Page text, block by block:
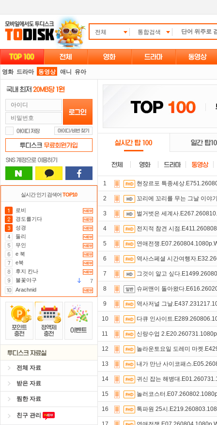
전체 통합검색
영화 드라마 동영상 애니 유아
실시간 인기 검색어TOP10
로비
경도를기다
성경
둘리
무인
e 북
e북
후지 칸나
불꽃야구
7
Arachnid
전체 자료
받은 자료
찜한 자료
친구 관리
1 현장르포 특종세상
2 꼬리에 꼬리를 무는 그날 이야
3 벌거벗은 세계사
4 전지적 참견 시점
5 연애전쟁
6 역사스페셜 시간여행자
7 그것이 알고 싶다
8 슈퍼맨이 돌아왔다
9 역사저널 그날
10 다큐 인사이트
11 신랑수업
12 놀라운토요일 도레미 마켓
13 내가 만난 사이코패스
14 귀신 잡는 해병대
15 놀러코스터
16 톡파원 25시